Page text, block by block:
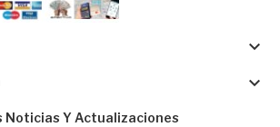
keyboard_arrow_down
keyboard_arrow_down
Noticias Y Actualizaciones